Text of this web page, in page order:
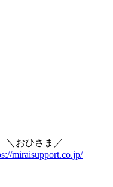
＼おひさま／
miraisupport.co.jp/